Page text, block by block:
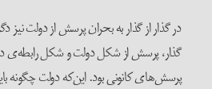
در گذار از گذار به بحران پرسش از دولت نیز
گذار، پرسش از شکل دولت و شکل رابطه‌ی
پرسش‌های کانونی بود. این‌که دولت چگونه